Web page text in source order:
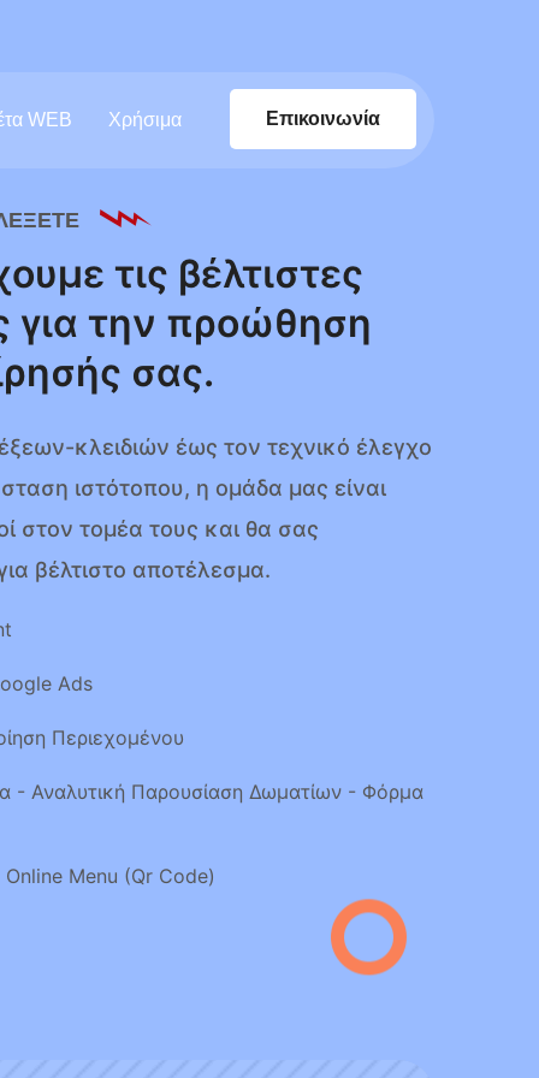
WEB Χρήσιμα Επικοινωνία
τις βέλτιστες
για την προώθηση
σας.
κλειδιών έως τον τεχνικό έλεγχο
ιστότοπου, η ομάδα μας είναι
στον τομέα τους και θα σας
βέλτιστο αποτέλεσμα.
Ads
Περιεχομένου
- Αναλυτική Παρουσίαση Δωματίων - Φόρμα
Online Menu (Qr Code)